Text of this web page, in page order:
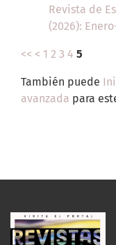
Revista de
(2026):
<< < 1 2 3 4 5
También puede
avanzada para